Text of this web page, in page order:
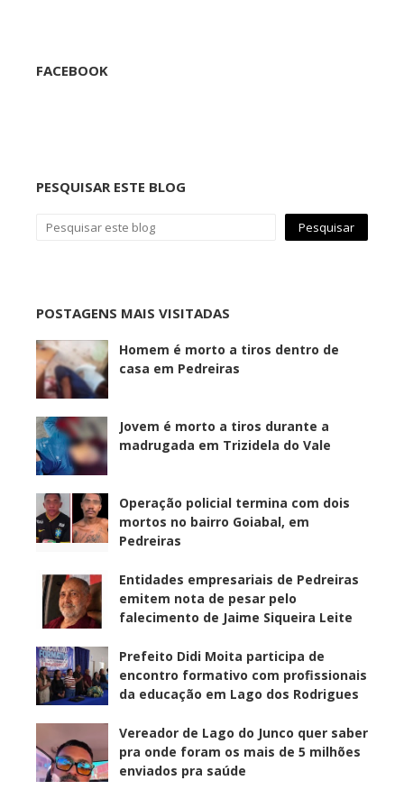
FACEBOOK
PESQUISAR ESTE BLOG
POSTAGENS MAIS VISITADAS
Homem é morto a tiros dentro de
casa em Pedreiras
Jovem é morto a tiros durante a
madrugada em Trizidela do Vale
Operação policial termina com dois
mortos no bairro Goiabal, em
Pedreiras
Entidades empresariais de Pedreiras
emitem nota de pesar pelo
falecimento de Jaime Siqueira Leite
Prefeito Didi Moita participa de
encontro formativo com profissionais
da educação em Lago dos Rodrigues
Vereador de Lago do Junco quer saber
pra onde foram os mais de 5 milhões
enviados pra saúde